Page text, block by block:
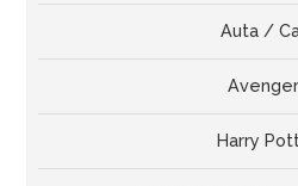
Auta /
Harry